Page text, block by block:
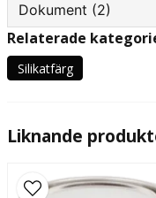
question
Fråga oss något
email
Mejladress
Dokument (2)
SILIKA-
142.06 KB
Silika
Relaterade
Silikatfärg
Liknande